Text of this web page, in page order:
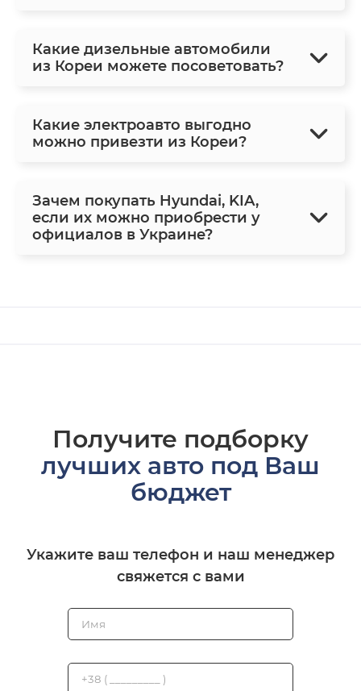
Какие дизельные автомобили
из Кореи можете посоветовать?
Какие электроавто выгодно
можно привезти из Кореи?
Зачем покупать Hyundai, KIA,
если их можно приобрести у
официалов в Украине?
Получите подборку
лучших авто под Ваш
бюджет
Укажите ваш телефон и наш менеджер
свяжется с вами